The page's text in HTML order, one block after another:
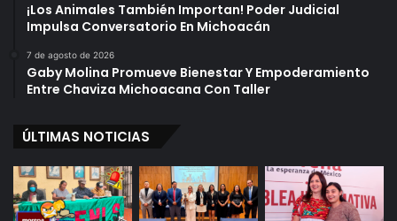
¡Los Animales También Importan! Poder Judicial
Impulsa Conversatorio En Michoacán
7 de agosto de 2026
Gaby Molina Promueve Bienestar Y Empoderamiento
Entre Chaviza Michoacana Con Taller
ÚLTIMAS NOTICIAS